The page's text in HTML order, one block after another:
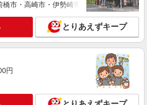
給1,400円〜時給1,750円＋交通費全額支給
帯（22:00〜5:00）の勤務は時給25％アップ
給規定あり ＜月収例＞ ＊月22日勤務
合 時給1,400円×7.75時間×22日＋残業代（25
）⇒282,450円＋交通費
入れ直後：三重県四日市市富士町 変更の範
社の定める就業場所
詳細を見る
/お仕事No/0910182
橋市・高崎市・伊勢崎市・太田市・館林市
とりあえずキープ
円